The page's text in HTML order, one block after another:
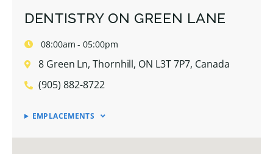
DENTISTRY ON GREEN LANE
08:00am - 05:00pm
8 Green Ln, Thornhill, ON L3T 7P7, Canada
(905) 882-8722
EMPLACEMENTS